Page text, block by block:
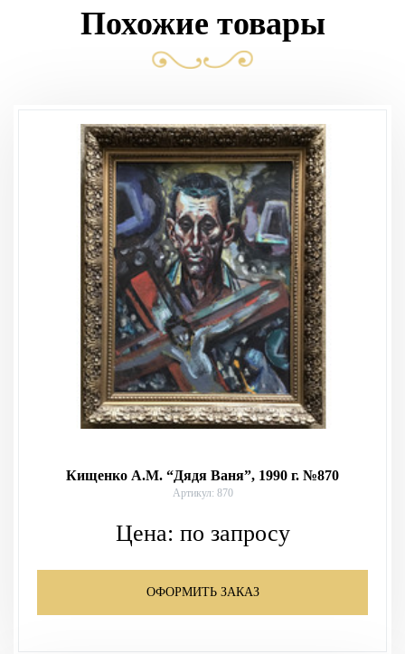
Похожие товары
Кищенко А.М. “Дядя Ваня”, 1990 г. №870
Артикул: 870
Цена: по запросу
ОФОРМИТЬ ЗАКАЗ